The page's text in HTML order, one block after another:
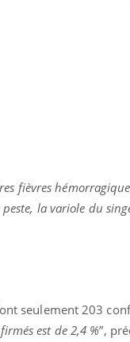
fièvres
la variole du
seulement 203
est de 2,4 %”,